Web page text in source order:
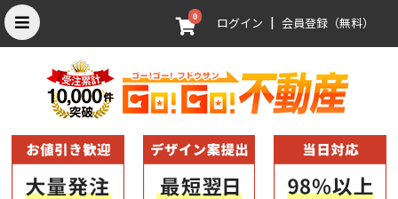
0
ログイン |会員登録（無料）